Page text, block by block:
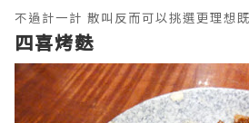
不過計一計 散叫反而可以挑選更理想
四喜烤麩